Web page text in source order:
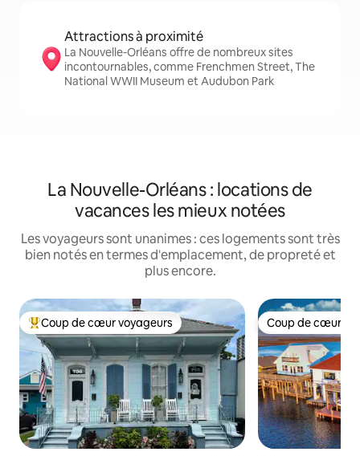
Attractions à proximité
La Nouvelle-Orléans offre de nombreux sites
incontournables, comme Frenchmen Street, The
National WWII Museum et Audubon Park
La Nouvelle-Orléans : locations de
vacances les mieux notées
Les voyageurs sont unanimes : ces logements sont très
bien notés en termes d'emplacement, de propreté et
plus encore.
Coups de cœur voyageurs les plus appréciés
Coup de cœur voyageurs Coup de cœur
Coup de cœur